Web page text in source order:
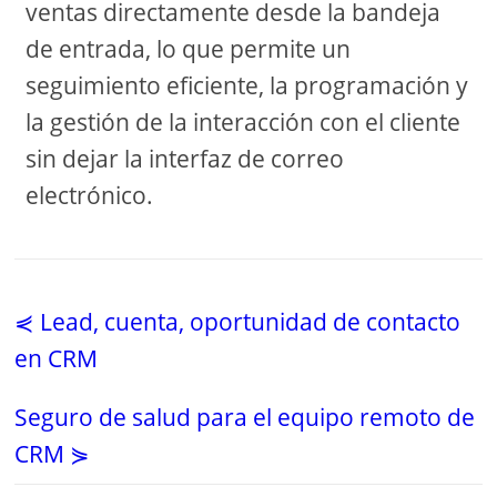
ventas directamente desde la bandeja
de entrada, lo que permite un
seguimiento eficiente, la programación y
la gestión de la interacción con el cliente
sin dejar la interfaz de correo
electrónico.
⋞ Lead, cuenta, oportunidad de contacto
en CRM
Seguro de salud para el equipo remoto de
CRM ⋟